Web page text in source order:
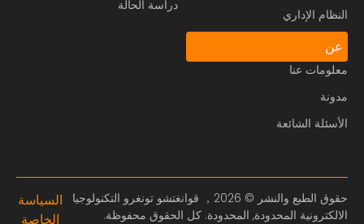
النظام الإداري
دراسة الحالة
عن
معلومات عنا
مدونة
الأسئلة الشائعة
حقوق الطبع والنشر © 2026， قوانغتشو تونغرو التكنولوجيا
الالكترونية المحدودة, المحدودة. كل الحقوق محفوظة.
السياسة
الخاصة